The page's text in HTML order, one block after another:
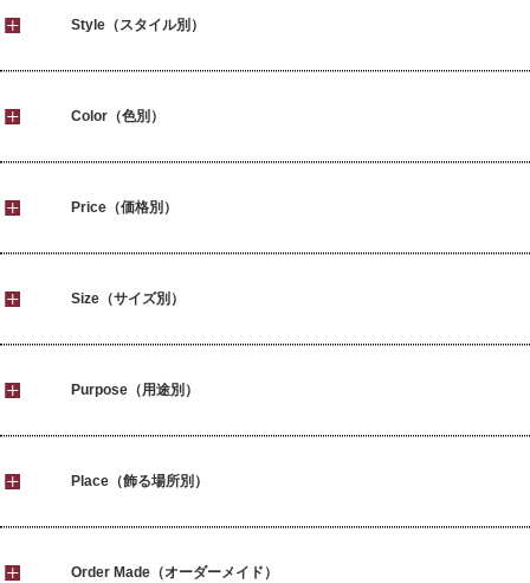
Style（スタイル別）
Color（色別）
Price（価格別）
Size（サイズ別）
Purpose（用途別）
Place（飾る場所別）
Order Made（オーダーメイド）